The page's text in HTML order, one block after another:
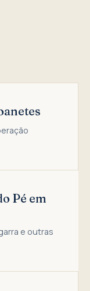
Pé em
e outras